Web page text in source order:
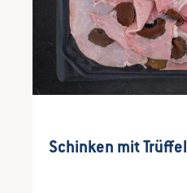
Schinken mit Trüffel